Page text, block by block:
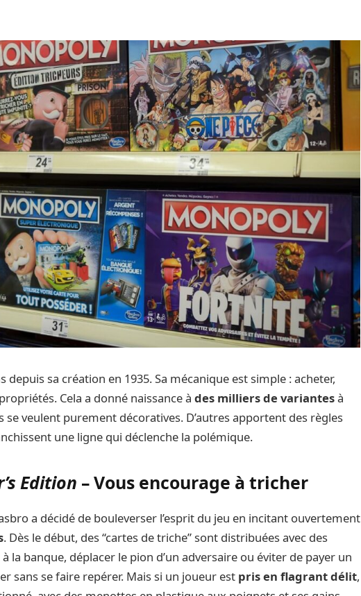
sa création en 1935. Sa mécanique est simple : acheter,
Cela a donné naissance à des milliers de variantesà
veulent purement décoratives. D’autres apportent des règles
une ligne qui déclenche la polémique.
Edition – Vous encourage à tricher
a décidé de bouleverser l’esprit du jeu en incitant ouvertement
. Dès le début, des “cartes de triche” sont distribuées avec des
la banque, déplacer le pion d’un adversaire ou éviter de payer un
sans se faire repérer. Mais si un joueur est pris en flagrant délit,